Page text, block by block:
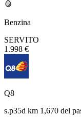
Benzina
SERVITO
1.998 €
Q8
s.p35d km 1,670 del